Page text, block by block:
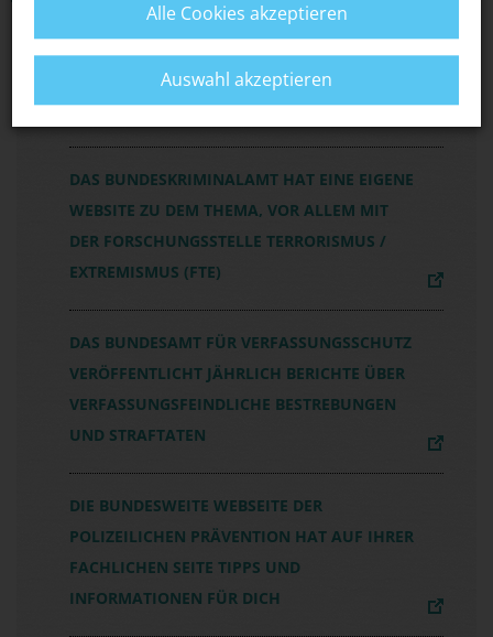
DAS BUNDESINNENMINISTERIUM IST FÜR DIE
BEKÄMPFUNG DER POLITISCH MOTIVIERTEN
KRIMINALITÄT ZUSTÄNDIG
DAS BUNDESKRIMINALAMT HAT EINE EIGENE
WEBSITE ZU DEM THEMA, VOR ALLEM MIT
DER FORSCHUNGSSTELLE TERRORISMUS /
EXTREMISMUS (FTE)
DAS BUNDESAMT FÜR VERFASSUNGSSCHUTZ
VERÖFFENTLICHT JÄHRLICH BERICHTE ÜBER
VERFASSUNGSFEINDLICHE BESTREBUNGEN
UND STRAFTATEN
DIE BUNDESWEITE WEBSEITE DER
POLIZEILICHEN PRÄVENTION HAT AUF IHRER
FACHLICHEN SEITE TIPPS UND
INFORMATIONEN FÜR DICH
Alle Cookies akzeptieren
Auswahl akzeptieren